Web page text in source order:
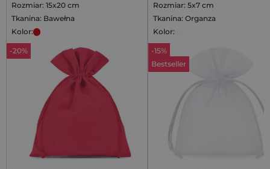
Rozmiar: 15x20 cm
Tkanina: Bawełna
Kolor:
-20%
Rozmiar: 5x7 cm
Tkanina: Organza
Kolor:
Bestseller
-15%